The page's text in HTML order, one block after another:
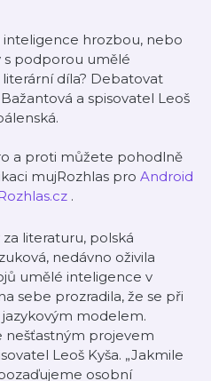
hrozbou, nebo
s podporou umělé
díla? Debatovat
a spisovatel Leoš
a proti můžete pohodlně
mujRozhlas pro Android
.
literaturu, polská
nedávno oživila
umělé inteligence v
sebe prozradila, že se při
modelem.
nešťastným projevem
Leoš Kyša. „Jakmile
osobní